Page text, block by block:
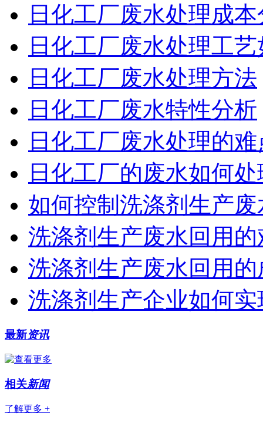
日化工厂废水处理成
日化工厂废水处理工
日化工厂废水处理方法
日化工厂废水特性分析
日化工厂废水处理的
日化工厂的废水如何
如何控制洗涤剂生产
洗涤剂生产废水回用
洗涤剂生产废水回用
洗涤剂生产企业如何
最新资讯
相关新闻
了解更多 +